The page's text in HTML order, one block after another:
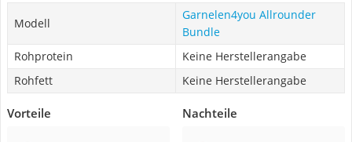
Modell
Garnelen4you Allrounder
Bundle
Rohprotein
Keine Herstellerangabe
Rohfett
Keine Herstellerangabe
Vorteile Nachteile